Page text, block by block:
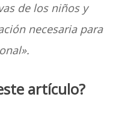
de los niños y
necesaria para
artículo?